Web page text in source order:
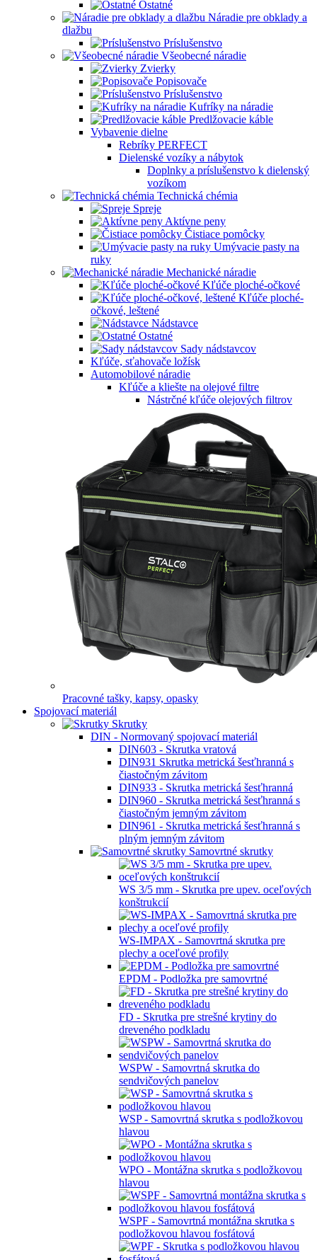
Ostatné
Náradie pre obklady a
dlažbu
Príslušenstvo
Všeobecné náradie
Zvierky
Popisovače
Príslušenstvo
Kufríky na náradie
Predlžovacie káble
Vybavenie dielne
Rebríky PERFECT
Dielenské vozíky a nábytok
Doplnky a príslušenstvo k dielenský
vozíkom
Technická chémia
Spreje
Aktívne peny
Čistiace pomôcky
Umývacie pasty na
ruky
Mechanické náradie
Kľúče ploché-očkové
Kľúče ploché-
očkové, leštené
Nádstavce
Ostatné
Sady nádstavcov
Kľúče, sťahovače ložísk
Automobilové náradie
Kľúče a kliešte na olejové filtre
Nástrčné kľúče olejových filtrov
Pracovné tašky, kapsy, opasky
Spojovací materiál
Skrutky
DIN - Normovaný spojovací materiál
DIN603 - Skrutka vratová
DIN931 Skrutka metrická šesťhranná s
čiastočným závitom
DIN933 - Skrutka metrická šesťhranná
DIN960 - Skrutka metrická šesťhranná s
čiastočným jemným závitom
DIN961 - Skrutka metrická šesťhranná s
plným jemným závitom
Samovrtné skrutky
WS 3/5 mm - Skrutka pre upev. oceľových
konštrukcií
WS-IMPAX - Samovrtná skrutka pre
plechy a oceľové profily
EPDM - Podložka pre samovrtné
FD - Skrutka pre strešné krytiny do
dreveného podkladu
WSPW - Samovrtná skrutka do
sendvičových panelov
WSP - Samovrtná skrutka s podložkovou
hlavou
WPO - Montážna skrutka s podložkovou
hlavou
WSPF - Samovrtná montážna skrutka s
podložkovou hlavou fosfátová